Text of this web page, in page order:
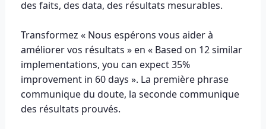
des faits, des data, des résultats mesurables.
Transformez « Nous espérons vous aider à
améliorer vos résultats » en « Based on 12 similar
implementations, you can expect 35%
improvement in 60 days ». La première phrase
communique du doute, la seconde communique
des résultats prouvés.